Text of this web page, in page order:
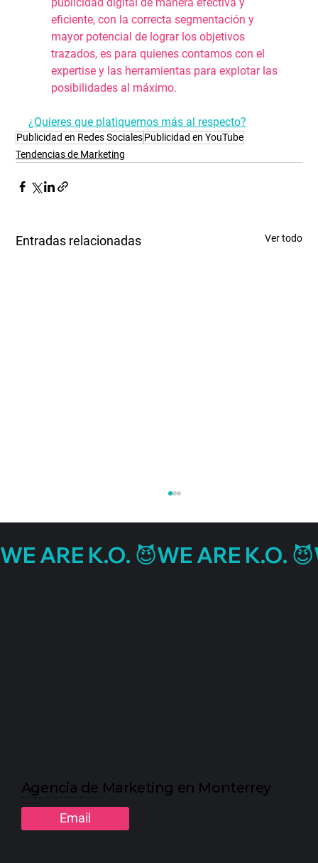
eficiente, con la correcta segmentación y
mayor potencial de lograr los objetivos
trazados, es para quienes contamos con el
expertise y las herramientas para explotar las
posibilidades al máximo.
¿Quieres que platiquemos más al respecto?
Publicidad en Redes SocialesPublicidad en YouTube
Tendencias de Marketing
Entradas relacionadas Ver todo
Agencia de Marketing en Monterrey
Email
WE ARE K.O. 😈